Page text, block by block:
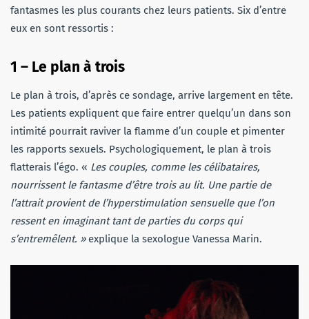
fantasmes les plus courants chez leurs patients. Six d’entre
eux en sont ressortis :
1 – Le plan à trois
Le plan à trois, d’après ce sondage, arrive largement en tête.
Les patients expliquent que faire entrer quelqu’un dans son
intimité pourrait raviver la flamme d’un couple et pimenter
les rapports sexuels. Psychologiquement, le plan à trois
flatterais l’égo. « Les couples, comme les célibataires,
nourrissent le fantasme d’être trois au lit. Une partie de
l’attrait provient de l’hyperstimulation sensuelle que l’on
ressent en imaginant tant de parties du corps qui
s’entremêlent. »explique la sexologue Vanessa Marin.